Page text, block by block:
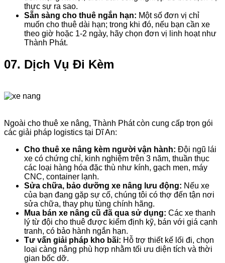
thực sự ra sao.
Sẵn sàng cho thuê ngắn hạn: Một số đơn vị chỉ
muốn cho thuê dài hạn; trong khi đó, nếu bạn cần xe
theo giờ hoặc 1-2 ngày, hãy chọn đơn vị linh hoạt như
Thành Phát.
07. Dịch Vụ Đi Kèm
Ngoài cho thuê xe nâng, Thành Phát còn cung cấp trọn gói
các giải pháp logistics tại Dĩ An:
Cho thuê xe nâng kèm người vận hành: Đội ngũ lái
xe có chứng chỉ, kinh nghiệm trên 3 năm, thuần thục
các loại hàng hóa đặc thù như kính, gạch men, máy
CNC, container lạnh.
Sửa chữa, bảo dưỡng xe nâng lưu động: Nếu xe
của bạn đang gặp sự cố, chúng tôi có thợ đến tận nơi
sửa chữa, thay phụ tùng chính hãng.
Mua bán xe nâng cũ đã qua sử dụng: Các xe thanh
lý từ đội cho thuê được kiểm định kỹ, bán với giá cạnh
tranh, có bảo hành ngắn hạn.
Tư vấn giải pháp kho bãi: Hỗ trợ thiết kế lối đi, chọn
loại càng nâng phù hợp nhằm tối ưu diện tích và thời
gian bốc dỡ.